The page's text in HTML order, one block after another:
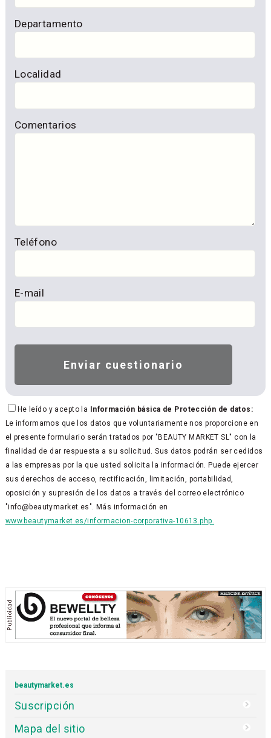
Departamento
Localidad
Comentarios
Teléfono
E-mail
He leído y acepto la Información básica de Protección de datos:
Le informamos que los datos que voluntariamente nos proporcione en
el presente formulario serán tratados por "BEAUTY MARKET SL" con la
finalidad de dar respuesta a su solicitud. Sus datos podrán ser cedidos
a las empresas por la que usted solicita la información. Puede ejercer
sus derechos de acceso, rectificación, limitación, portabilidad,
oposición y supresión de los datos a través del correo electrónico
"info@beautymarket.es". Más información en
www.beautymarket.es/informacion-corporativa-10613.php.
beautymarket.es
Suscripción
Mapa del sitio